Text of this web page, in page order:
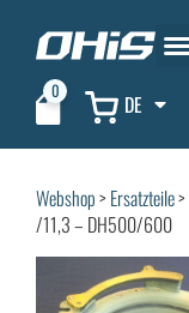
0 DE
Webshop> Ersatzteile>
/11,3 – DH500/600